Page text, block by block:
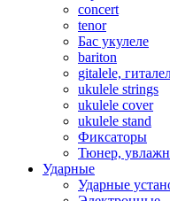
concert
tenor
Бас укулеле
bariton
gitalele,
ukulele strings
ukulele cover
ukulele stand
Фиксаторы
Тюнер,
Ударные
Ударные